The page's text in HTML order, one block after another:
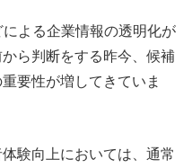
よる企業情報の透明化が
ら判断をする昨今、候補
要性が増してきていま
験向上においては、通常